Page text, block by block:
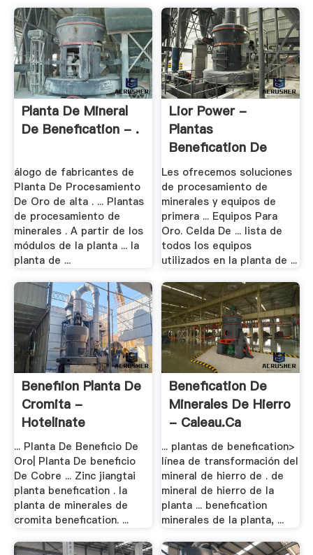
Planta De Mineral
De Benefication - .
álogo de fabricantes de
Planta De Procesamiento
De Oro de alta . ... Plantas
de procesamiento de
minerales . A partir de los
módulos de la planta ... la
planta de ...
Lior Power -
Plantas
Benefication De
Mineral De .
Les ofrecemos soluciones
de procesamiento de
minerales y equipos de
primera ... Equipos Para
Oro. Celda De ... lista de
todos los equipos
utilizados en la planta de ...
Benefiion Planta De
Cromita -
Hotelinate
... Planta De Beneficio De
Oro| Planta De beneficio
De Cobre ... Zinc jiangtai
planta benefication . la
planta de minerales de
cromita benefication. ...
Benefication De
Minerales De Hierro
- Caleau.ca
... plantas de benefication>
línea de transformación del
mineral de hierro de . de
mineral de hierro de la
planta ... benefication
minerales de la planta, ...